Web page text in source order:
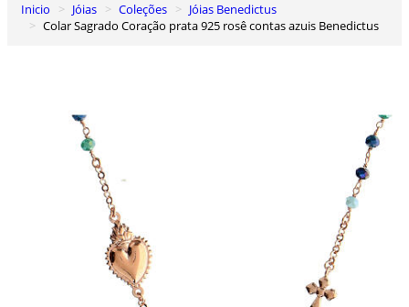
0
Carrinho de Compras
Inicio Jóias Coleções
Jóias Benedictus
Colar Sagrado Coração prata 925 rosê contas azuis Benedictus